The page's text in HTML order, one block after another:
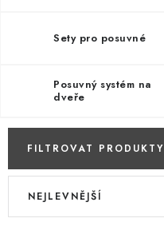
KONTAKT
KLIKY - EASY LOCK
CHYTRÉ KLIKY
Sety pro posuvné
Posuvný systém na
dveře
FILTROVAT PRODUKTY
V
Ř
NEJLEVNĚJŠÍ